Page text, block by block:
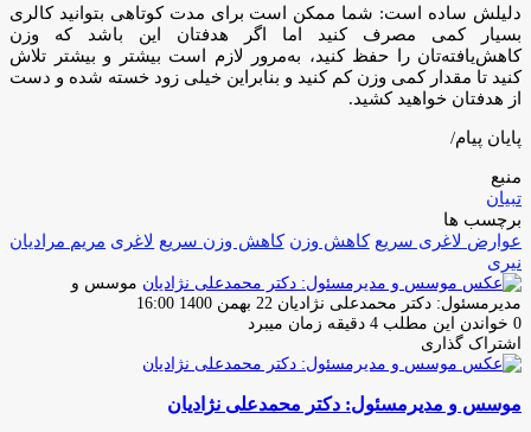
دلیلش ساده است: شما ممکن است برای مدت کوتاهی بتوانید کالری
بسیار کمی مصرف کنید اما اگر هدفتان این باشد که وزن
کاهش‌یافته‌تان را حفظ کنید، به‌مرور لازم است بیشتر و بیشتر تلاش
کنید تا مقدار کمی وزن کم کنید و بنابراین خیلی زود خسته شده و دست
از هدفتان خواهید کشید.
پایان پیام/
منبع
تبیان
برچسب ها
عوارض لاغری سریع کاهش وزن کاهش وزن سریع لاغری مریم مرادیان
نیری
موسس و
مدیرمسئول: دکتر محمدعلی نژادیان ارسال
ایمیل
22 بهمن 1400 16:00
0 خواندن این مطلب 4 دقیقه زمان میبرد
اشتراک گذاری
فیس
توئیتر
لینکدین
واتس
تلگرام
اشتراک
از
چاپ
موسس و مدیرمسئول: دکتر محمدعلی نژادیان